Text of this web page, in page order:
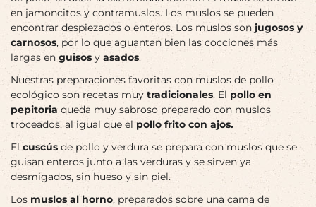
en jamoncitos y contramuslos. Los muslos se pueden
encontrar despiezados o enteros. Los muslos son jugosos y
carnosos, por lo que aguantan bien las cocciones más
largas en guisos y asados.
Nuestras preparaciones favoritas con muslos de pollo
ecológico son recetas muy tradicionales. El pollo en
pepitoria queda muy sabroso preparado con muslos
troceados, al igual que elpollo frito con ajos.
El cuscús de pollo y verdura se prepara con muslos que se
guisan enteros junto a las verduras y se sirven ya
desmigados, sin hueso y sin piel.
Los muslos al horno, preparados sobre una cama de